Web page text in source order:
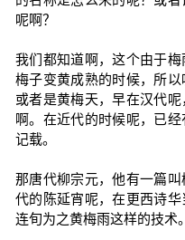
呢啊？
我们都知道啊，这个由于
梅子变黄成熟的时候，所
或者是黄梅天，早在汉代
啊。在近代的时候呢，已
记载。
那唐代柳宗元，他有一篇
代的陈延宵呢，在更西诗
连旬为之黄梅雨这样的技术。